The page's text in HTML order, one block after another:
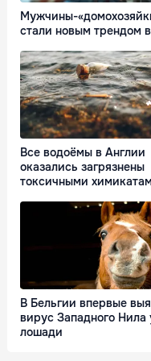
Мужчины-
стали новым трендом
Все водоёмы в Англии
оказались загрязнены
токсичными
В Бельгии впервые
вирус Западного Нила
лошади